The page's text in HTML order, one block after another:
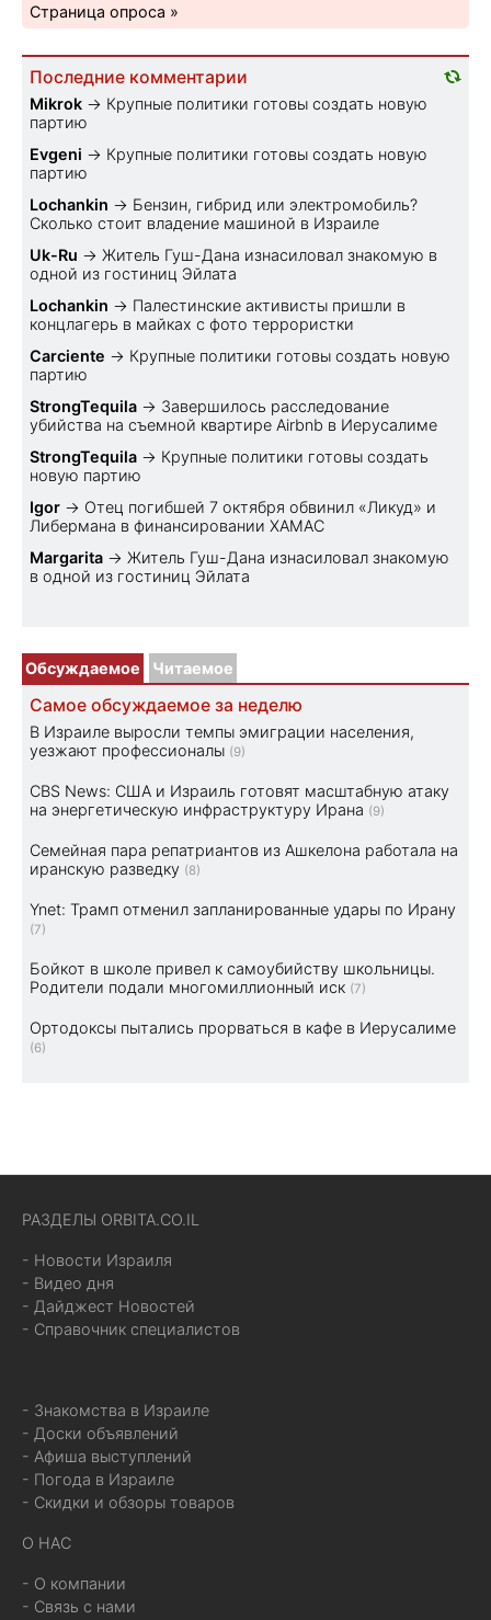
Страница опроса »
Последние комментарии
Mikrok → Крупные политики готовы создать новую
партию
Evgeni → Крупные политики готовы создать новую
партию
Lochankin → Бензин, гибрид или электромобиль?
Cколько стоит владение машиной в Израиле
Uk-Ru → Житель Гуш-Дана изнасиловал знакомую в
одной из гостиниц Эйлата
Lochankin → Палестинские активисты пришли в
концлагерь в майках с фото террористки
Carciente → Крупные политики готовы создать новую
партию
StrongTequila → Завершилось расследование
убийства на съемной квартире Airbnb в Иерусалиме
StrongTequila → Крупные политики готовы создать
новую партию
Igor → Отец погибшей 7 октября обвинил «Ликуд» и
Либермана в финансировании ХАМАС
Margarita → Житель Гуш-Дана изнасиловал знакомую
в одной из гостиниц Эйлата
Обсуждаемое Читаемое
Самое обсуждаемое за неделю
В Израиле выросли темпы эмиграции населения,
уезжают профессионалы (9)
CBS News: США и Израиль готовят масштабную атаку
на энергетическую инфраструктуру Ирана (9)
Семейная пара репатриантов из Ашкелона работала на
иранскую разведку (8)
Ynet: Трамп отменил запланированные удары по Ирану
(7)
Бойкот в школе привел к самоубийству школьницы.
Родители подали многомиллионный иск (7)
Ортодоксы пытались прорваться в кафе в Иерусалиме
(6)
РАЗДЕЛЫ ORBITA.CO.IL
- Новости Израиля
- Видео дня
- Дайджест Новостей
- Справочник специалистов
- Знакомства в Израиле
- Доски объявлений
- Афиша выступлений
- Погода в Израиле
- Скидки и обзоры товаров
О НАС
- О компании
- Связь с нами